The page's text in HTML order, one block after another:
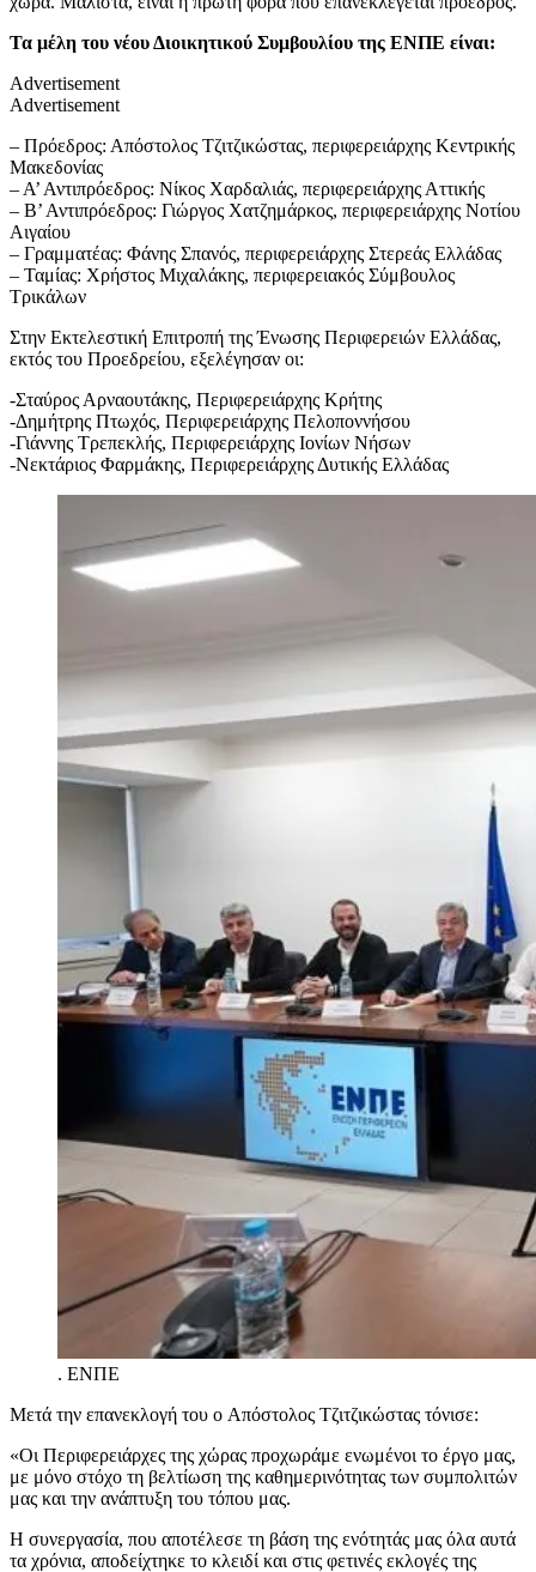
Τα μέλη του νέου Διοικητικού Συμβουλίου της ΕΝΠΕ είναι:
Advertisement
Advertisement
– Πρόεδρος: Απόστολος Τζιτζικώστας, περιφερειάρχης Κεντρικής
Μακεδονίας
– Α’ Αντιπρόεδρος: Νίκος Χαρδαλιάς, περιφερειάρχης Αττικής
– Β’ Αντιπρόεδρος: Γιώργος Χατζημάρκος, περιφερειάρχης Νοτίου
Αιγαίου
– Γραμματέας: Φάνης Σπανός, περιφερειάρχης Στερεάς Ελλάδας
– Ταμίας: Χρήστος Μιχαλάκης, περιφερειακός Σύμβουλος
Τρικάλων
Στην Εκτελεστική Επιτροπή της Ένωσης Περιφερειών Ελλάδας,
εκτός του Προεδρείου, εξελέγησαν οι:
-Σταύρος Αρναουτάκης, Περιφερειάρχης Κρήτης
-Δημήτρης Πτωχός, Περιφερειάρχης Πελοποννήσου
-Γιάννης Τρεπεκλής, Περιφερειάρχης Ιονίων Νήσων
-Νεκτάριος Φαρμάκης, Περιφερειάρχης Δυτικής Ελλάδας
. ΕΝΠΕ
Μετά την επανεκλογή του ο Απόστολος Τζιτζικώστας τόνισε:
«Οι Περιφερειάρχες της χώρας προχωράμε ενωμένοι το έργο μας,
με μόνο στόχο τη βελτίωση της καθημερινότητας των συμπολιτών
μας και την ανάπτυξη του τόπου μας.
Η συνεργασία, που αποτέλεσε τη βάση της ενότητάς μας όλα αυτά
τα χρόνια, αποδείχτηκε το κλειδί και στις φετινές εκλογές της